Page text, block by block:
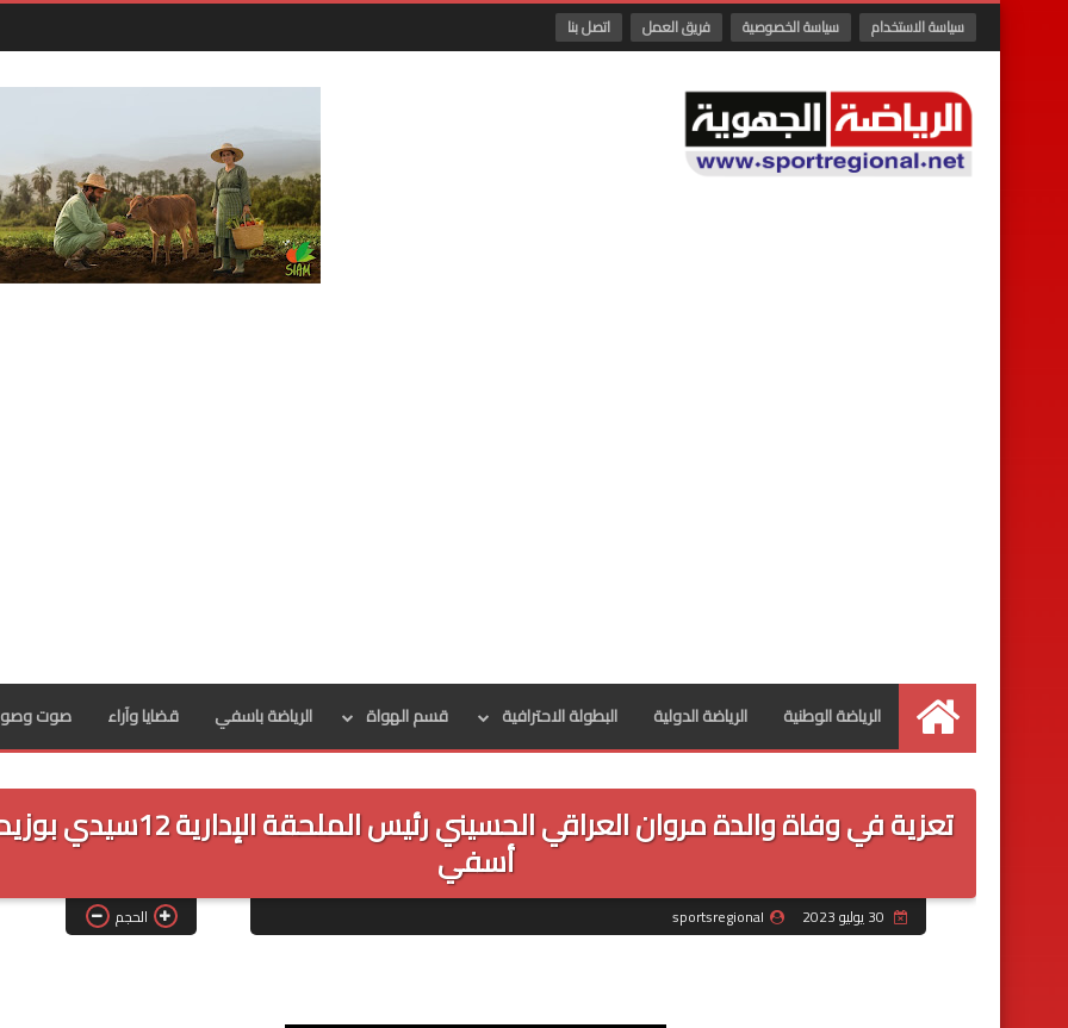
سياسة الاستخدام سياسة الخصوصية فريق العمل اتصل بنا
الرئيسية
الرياضة الوطنية الرياضة الدولية البطولة الاحترافية قسم الهواة الرياضة باسفي قضايا وآراء صوت
تعزية في وفاة والدة مروان العراقي الحسيني رئيس الملحقة الإدارية
أسفي
sportsregional الحجم